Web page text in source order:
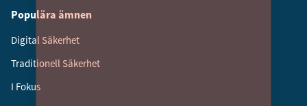
Populära ämnen
Digital Säkerhet
Traditionell Säkerhet
I Fokus